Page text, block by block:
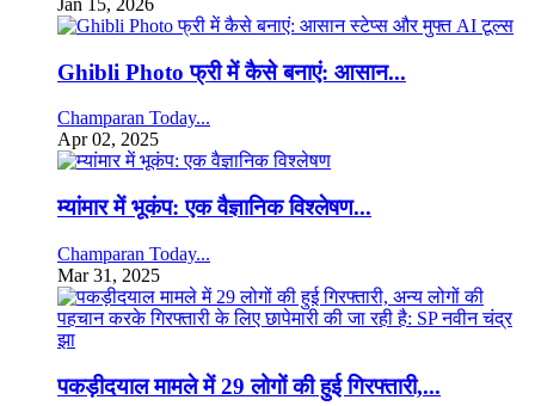
Jan 15, 2026
Ghibli Photo फ्री में कैसे बनाएं: आसान...
Champaran Today...
Apr 02, 2025
म्यांमार में भूकंप: एक वैज्ञानिक विश्लेषण...
Champaran Today...
Mar 31, 2025
पकड़ीदयाल मामले में 29 लोगों की हुई गिरफ्तारी,...